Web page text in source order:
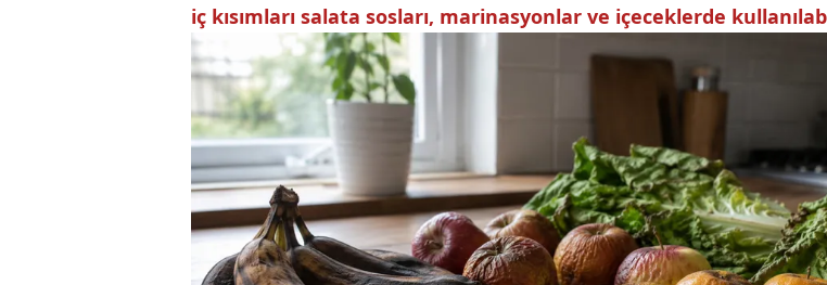
iç kısımları salata sosları, marinasyonlar ve içeceklerde